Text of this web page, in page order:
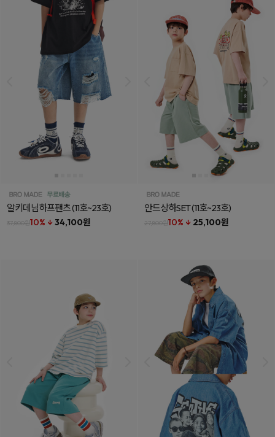
알키데님하프팬츠(11호~23호)
37,800원10% ↓ 34,100원
안드상하SET(11호~23호)
27,800원10% ↓ 25,100원